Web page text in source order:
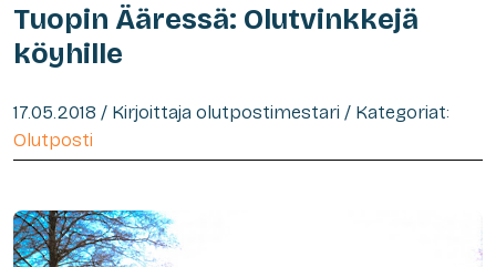
Tuopin Ääressä: Olutvinkkejä
köyhille
17.05.2018 / Kirjoittaja olutpostimestari / Kategoriat:
Olutposti